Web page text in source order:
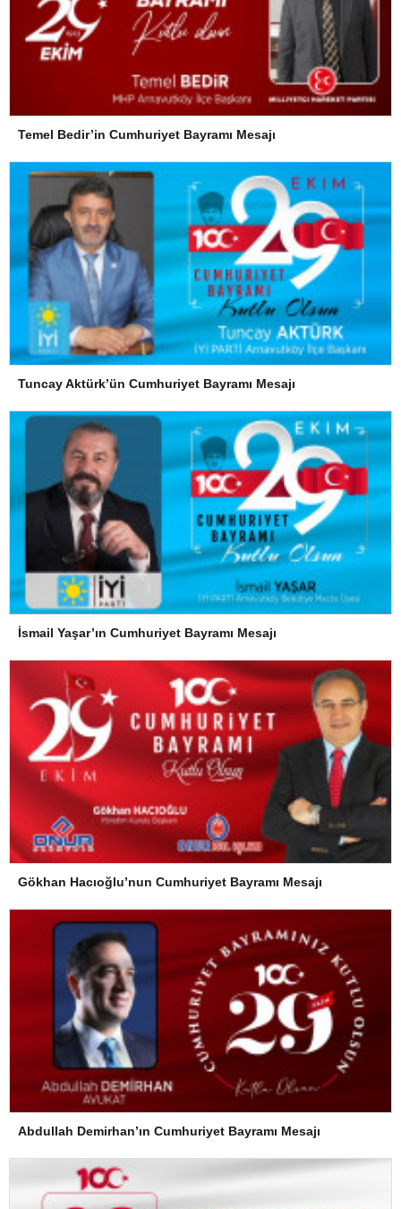
Temel Bedir’in Cumhuriyet Bayramı Mesajı
Tuncay Aktürk’ün Cumhuriyet Bayramı Mesajı
İsmail Yaşar’ın Cumhuriyet Bayramı Mesajı
Gökhan Hacıoğlu’nun Cumhuriyet Bayramı Mesajı
Abdullah Demirhan’ın Cumhuriyet Bayramı Mesajı